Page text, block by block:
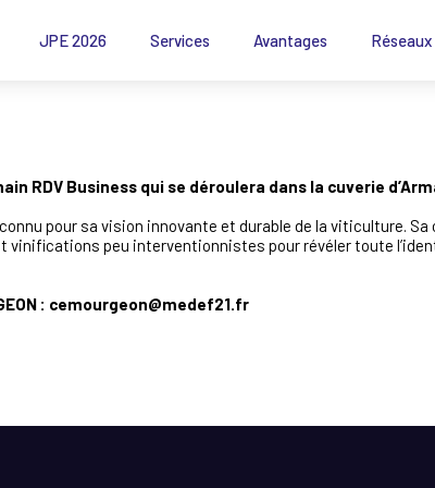
JPE 2026 Services Avantages Réseaux
RDV Business qui se déroulera dans la cuverie
pour sa vision innovante et durable de la viticulture.
peu interventionnistes pour révéler toute
: cemourgeon@medef21.fr